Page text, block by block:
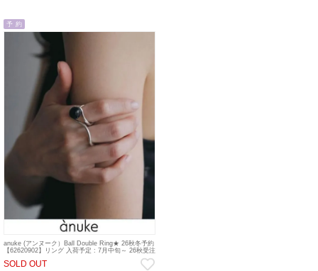
予 約
anuke (アンヌーク）Ball Double Ring★ 26秋冬予約
【62620902】リング 入荷予定 : 7月中旬～ 26秋受注
SOLD OUT